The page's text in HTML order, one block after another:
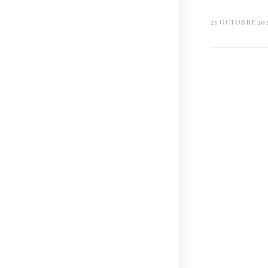
23 OCTOBRE